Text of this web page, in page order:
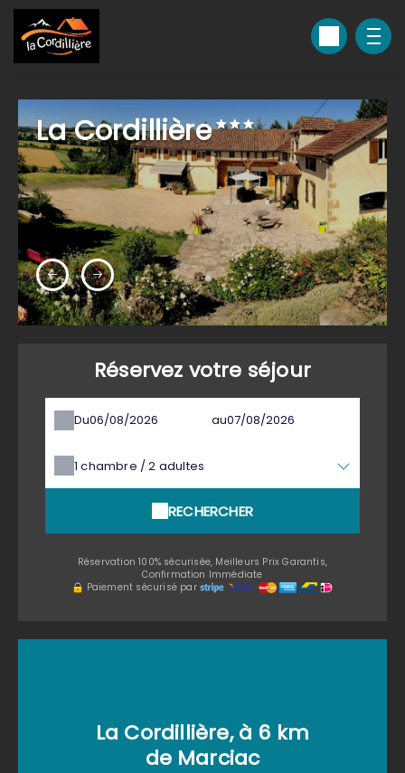
La Cordillière
Réservez votre séjour
Du au
1chambre /2 adultes
RECHERCHER
Réservation 100% sécurisée, Meilleurs Prix Garantis,
Confirmation Immédiate
Paiement sécurisé par
La Cordillière, à 6 km
de Marciac